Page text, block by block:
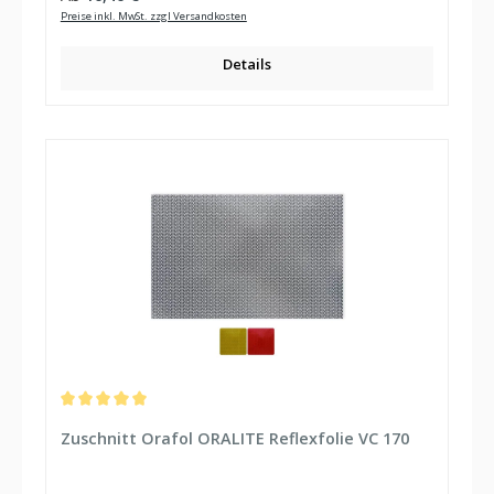
Preise inkl. MwSt. zzgl Versandkosten
Details
Zuschnitt Orafol ORALITE Reflexfolie VC 170